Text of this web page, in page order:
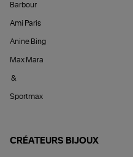
Barbour
Ami Paris
Anine Bing
Max Mara
&
Sportmax
CRÉATEURS BIJOUX